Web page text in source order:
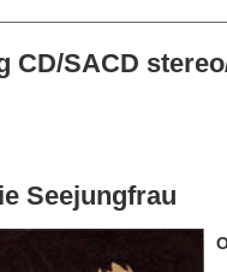
CD/SACD
Seejungfrau